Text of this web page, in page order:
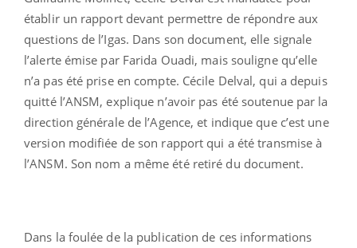
établir un rapport devant permettre de répondre aux
questions de l’Igas. Dans son document, elle signale
l’alerte émise par Farida Ouadi, mais souligne qu’elle
n’a pas été prise en compte. Cécile Delval, qui a depuis
quitté l’ANSM, explique n’avoir pas été soutenue par la
direction générale de l’Agence, et indique que c’est une
version modifiée de son rapport qui a été transmise à
l’ANSM. Son nom a même été retiré du document.
Dans la foulée de la publication de ces informations